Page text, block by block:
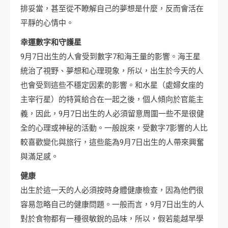
排妥當，甚至從不瞭解自己的夢想是什麼，反而會活在
平靜的心情中。
幸運數字和守護星
9月7日出生的人會受到數字7和海王量的影響。海王星
統治了視野、夢想和心理現象，所以，出生於今天的人
也會受到這些不穩定因素的影響。和水星（處婦女座的
主宰行星）的特質給合在一起之後，個人傾向於官能主
義，因此，9月7日出生的人必須留意周圍一些不是很健
全的心理或神秘的活動。一般說來，受數字7影響的人比
較喜歡變化與旅行，這些能為9月7日出生的人帶來興奮
與滿足感。
健康
出生於這一天的人必須按時身體健康檢查，因為他們很
容易忽略自己的健康問題。一般而言，9月7日出生的人
對於食物都有一種很敏銳的品味，所以，假若能越早學